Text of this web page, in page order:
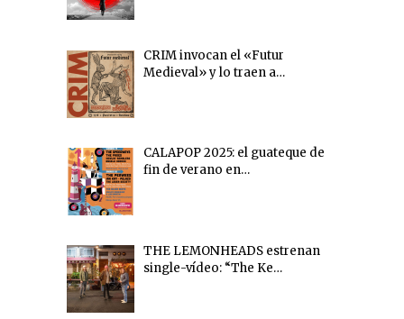
CRIM invocan el «Futur
Medieval» y lo traen a…
CALAPOP 2025: el guateque de
fin de verano en…
THE LEMONHEADS estrenan
single-vídeo: “The Ke…